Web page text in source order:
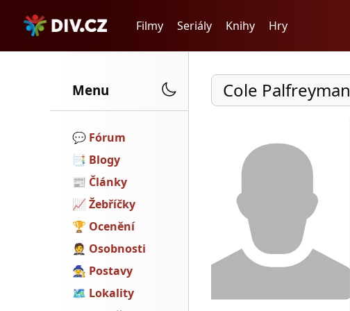
Filmy Seriály Knihy Hry
Menu
💬️ Fórum
📑 Blogy
📰 Články
📈 Žebříčky
🏆 Ocenění
🤵 Osobnosti
🧙 Postavy
🗺 Lokality
Cole Palfreyman